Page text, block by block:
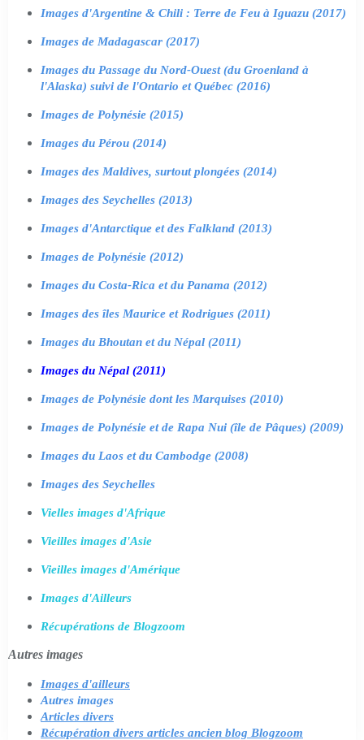
Images d'Argentine & Chili : Terre de Feu à Iguazu (2017)
Images de Madagascar (2017)
Images du Passage du Nord-Ouest (du Groenland à
l'Alaska) suivi de l'Ontario et Québec (2016)
Images de Polynésie (2015)
Images du Pérou (2014)
Images des Maldives, surtout plongées (2014)
Images des Seychelles (2013)
Images d'Antarctique et des Falkland (2013)
Images de Polynésie (2012)
Images du Costa-Rica et du Panama (2012)
Images des îles Maurice et Rodrigues (2011)
Images du Bhoutan et du Népal (2011)
Images du Népal (2011)
Images de Polynésie dont les Marquises (2010)
Images de Polynésie et de Rapa Nui (île de Pâques) (2009)
Images du Laos et du Cambodge (2008)
Images des Seychelles
Vielles images d'Afrique
Vieilles images d'Asie
Vieilles images d'Amérique
Images d'Ailleurs
Récupérations de Blogzoom
Autres images
Images d'ailleurs
Autres images
Articles divers
Récupération divers articles ancien blog Blogzoom